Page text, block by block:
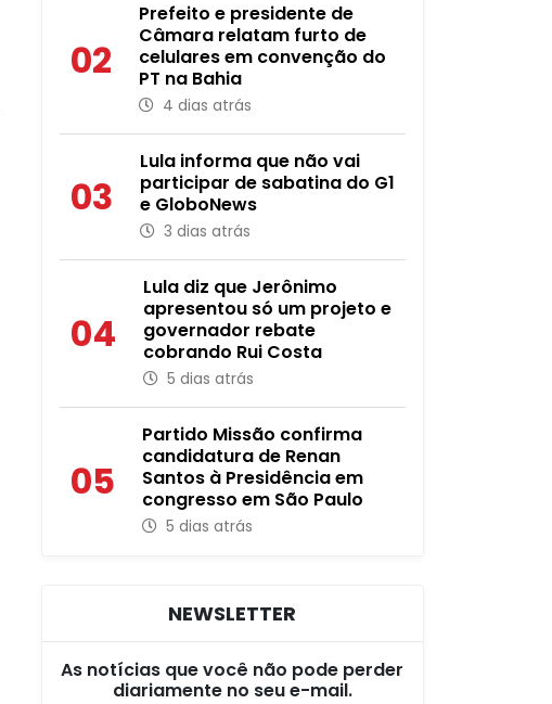
02
Prefeito e presidente de
Câmara relatam furto de
celulares em convenção do
PT na Bahia
4 dias atrás
03
Lula informa que não vai
participar de sabatina do G1
e GloboNews
3 dias atrás
04
Lula diz que Jerônimo
apresentou só um projeto e
governador rebate
cobrando Rui Costa
5 dias atrás
05
Partido Missão confirma
candidatura de Renan
Santos à Presidência em
congresso em São Paulo
5 dias atrás
NEWSLETTER
As notícias que você não pode perder
diariamente no seu e-mail.